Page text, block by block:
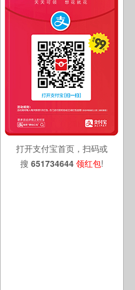
打开支付宝首页，扫码或
搜 651734644 领红包!